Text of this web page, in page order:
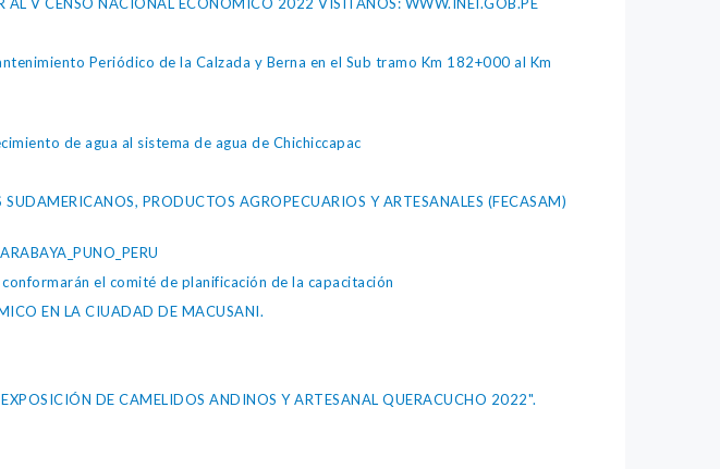
Periódico de la Calzada y Berna en el Sub tramo Km 182+000 al Km
de agua al sistema de agua de Chichiccapac
PRODUCTOS AGROPECUARIOS Y ARTESANALES (FECASAM)
el comité de planificación de la capacitación
EN LA CIUADAD DE MACUSANI.
DE CAMELIDOS ANDINOS Y ARTESANAL QUERACUCHO 2022".